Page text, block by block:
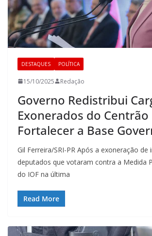
DESTAQUES POLÍTICA
15/10/2025 Redação
Governo Redistribui
Exonerados do Centrão
Fortalecer a Base
Gil Ferreira/SRI-PR Após a exoneração de
deputados que votaram contra a Medida
do IOF na última
Read More